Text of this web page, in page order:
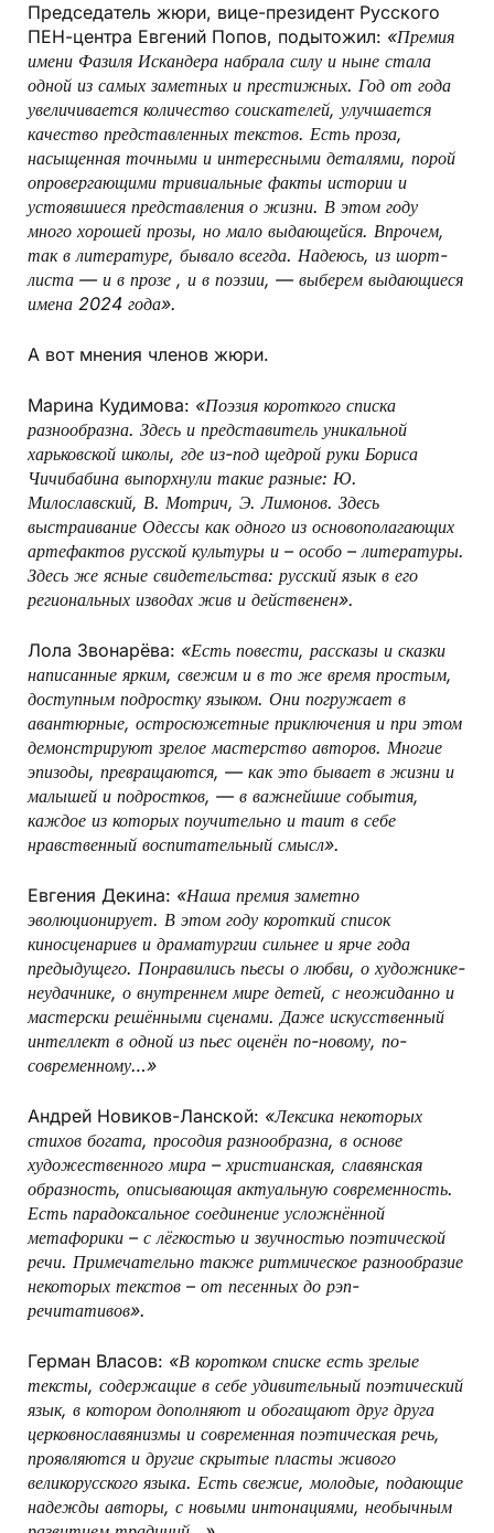
Председатель жюри, вице-президент Русского
ПЕН-центра Евгений Попов, подытожил: «Премия
имени Фазиля Искандера набрала силу и ныне стала
одной из самых заметных и престижных. Год от года
увеличивается количество соискателей, улучшается
качество представленных текстов. Есть проза,
насыщенная точными и интересными деталями, порой
опровергающими тривиальные факты истории и
устоявшиеся представления о жизни. В этом году
много хорошей прозы, но мало выдающейся. Впрочем,
так в литературе, бывало всегда. Надеюсь, из шорт-
листа — и в прозе , и в поэзии, — выберем выдающиеся
имена 2024 года».
А вот мнения членов жюри.
Марина Кудимова: «Поэзия короткого списка
разнообразна. Здесь и представитель уникальной
харьковской школы, где из-под щедрой руки Бориса
Чичибабина выпорхнули такие разные: Ю.
Милославский, В. Мотрич, Э. Лимонов. Здесь
выстраивание Одессы как одного из основополагающих
артефактов русской культуры и – особо – литературы.
Здесь же ясные свидетельства: русский язык в его
региональных изводах жив и действенен».
Лола Звонарёва: «Есть повести, рассказы и сказки
написанные ярким, свежим и в то же время простым,
доступным подростку языком. Они погружает в
авантюрные, остросюжетные приключения и при этом
демонстрируют зрелое мастерство авторов. Многие
эпизоды, превращаются, — как это бывает в жизни и
малышей и подростков, — в важнейшие события,
каждое из которых поучительно и таит в себе
нравственный воспитательный смысл».
Евгения Декина: «Наша премия заметно
эволюционирует. В этом году короткий список
киносценариев и драматургии сильнее и ярче года
предыдущего. Понравились пьесы о любви, о художнике-
неудачнике, о внутреннем мире детей, с неожиданно и
мастерски решёнными сценами. Даже искусственный
интеллект в одной из пьес оценён по-новому, по-
современному…»
Андрей Новиков-Ланской: «Лексика некоторых
стихов богата, просодия разнообразна, в основе
художественного мира – христианская, славянская
образность, описывающая актуальную современность.
Есть парадоксальное соединение усложнённой
метафорики – с лёгкостью и звучностью поэтической
речи. Примечательно также ритмическое разнообразие
некоторых текстов – от песенных до рэп-
речитативов».
Герман Власов: «В коротком списке есть зрелые
тексты, содержащие в себе удивительный поэтический
язык, в котором дополняют и обогащают друг друга
церковнославянизмы и современная поэтическая речь,
проявляются и другие скрытые пласты живого
великорусского языка. Есть свежие, молодые, подающие
надежды авторы, с новыми интонациями, необычным